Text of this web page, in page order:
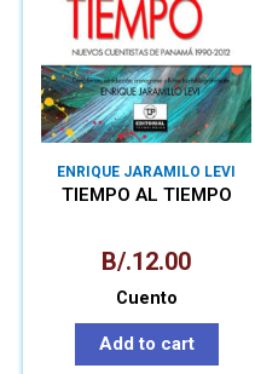
ENRIQUE JARAMILO LEVI
TIEMPO AL TIEMPO
B/.12.00
Cuento
Add to cart